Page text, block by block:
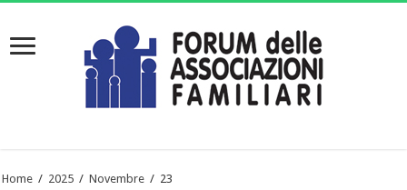
Home / 2025 / Novembre / 23